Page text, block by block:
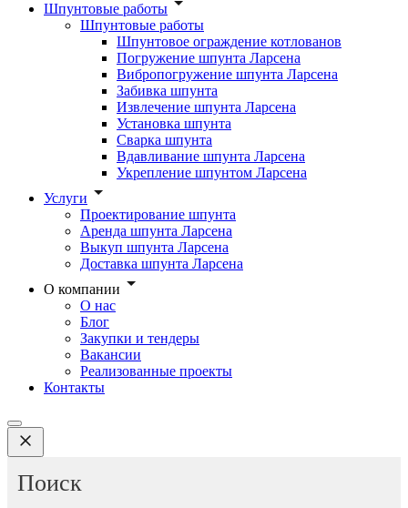
Шпунтовые работы
Шпунтовые работы
Шпунтовое ограждение котлованов
Погружение шпунта Ларсена
Вибропогружение шпунта Ларсена
Забивка шпунта
Извлечение шпунта Ларсена
Установка шпунта
Сварка шпунта
Вдавливание шпунта Ларсена
Укрепление шпунтом Ларсена
Услуги
Проектирование шпунта
Аренда шпунта Ларсена
Выкуп шпунта Ларсена
Доставка шпунта Ларсена
О компании
О нас
Блог
Закупки и тендеры
Вакансии
Реализованные проекты
Контакты